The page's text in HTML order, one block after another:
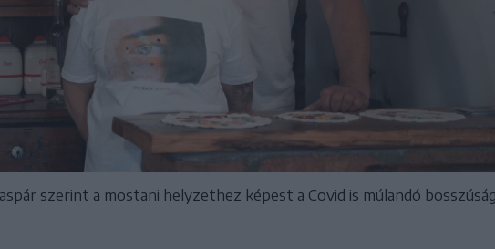
szerint a mostani helyzethez képest a Covid is múlandó